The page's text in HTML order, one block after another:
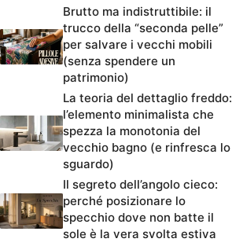
Brutto ma indistruttibile: il
trucco della “seconda pelle”
per salvare i vecchi mobili
(senza spendere un
patrimonio)
La teoria del dettaglio freddo:
l’elemento minimalista che
spezza la monotonia del
vecchio bagno (e rinfresca lo
sguardo)
Il segreto dell’angolo cieco:
perché posizionare lo
specchio dove non batte il
sole è la vera svolta estiva